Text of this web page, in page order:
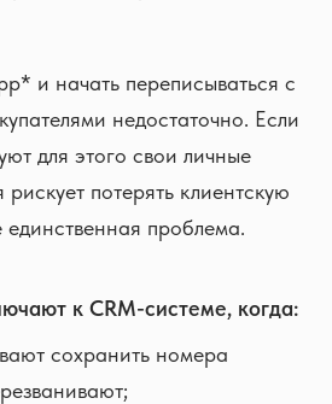
и начать переписываться с
недостаточно. Если
для этого свои личные
потерять клиентскую
проблема.
к CRM-системе, когда:
сохранить номера